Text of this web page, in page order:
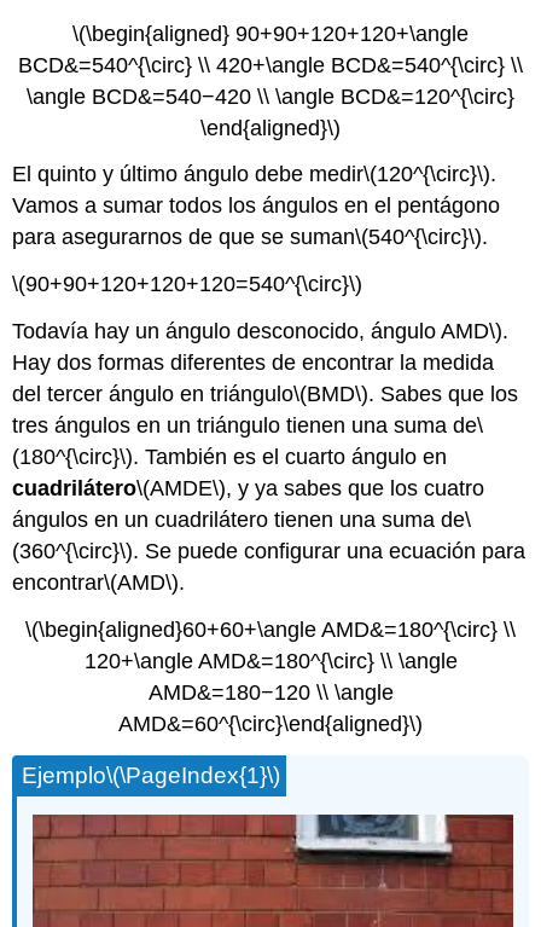
\(\begin{aligned} 90+90+120+120+\angle
BCD&=540^{\circ} \\ 420+\angle BCD&=540^{\circ} \\
\angle BCD&=540−420 \\ \angle BCD&=120^{\circ}
\end{aligned}\)
El quinto y último ángulo debe medir\(120^{\circ}\).
Vamos a sumar todos los ángulos en el pentágono
para asegurarnos de que se suman\(540^{\circ}\).
\(90+90+120+120+120=540^{\circ}\)
Todavía hay un ángulo desconocido, ángulo AMD\).
Hay dos formas diferentes de encontrar la medida
del tercer ángulo en triángulo\(BMD\). Sabes que los
tres ángulos en un triángulo tienen una suma de\
(180^{\circ}\). También es el cuarto ángulo en
cuadrilátero\(AMDE\), y ya sabes que los cuatro
ángulos en un cuadrilátero tienen una suma de\
(360^{\circ}\). Se puede configurar una ecuación para
encontrar\(AMD\).
\(\begin{aligned}60+60+\angle AMD&=180^{\circ} \\
120+\angle AMD&=180^{\circ} \\ \angle
AMD&=180−120 \\ \angle
AMD&=60^{\circ}\end{aligned}\)
Ejemplo\(\PageIndex{1}\)